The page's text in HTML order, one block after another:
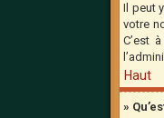
Il peut
votre
C’est
Haut
»